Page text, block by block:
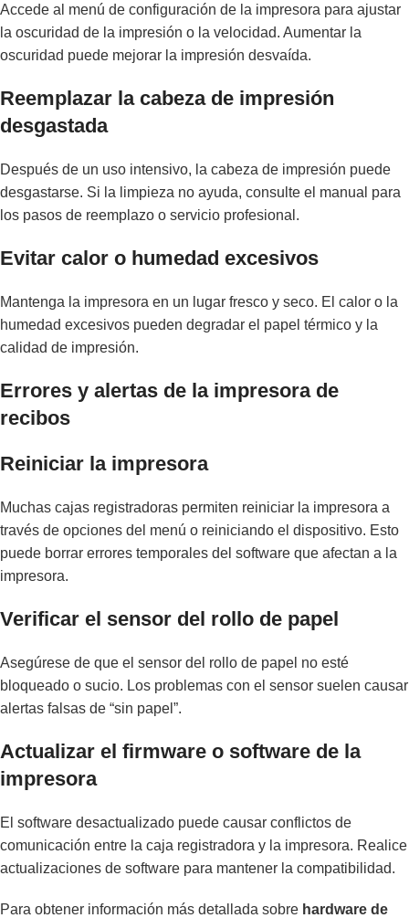
Accede al menú de configuración de la impresora para ajustar
la oscuridad de la impresión o la velocidad. Aumentar la
oscuridad puede mejorar la impresión desvaída.
Reemplazar la cabeza de impresión
desgastada
Después de un uso intensivo, la cabeza de impresión puede
desgastarse. Si la limpieza no ayuda, consulte el manual para
los pasos de reemplazo o servicio profesional.
Evitar calor o humedad excesivos
Mantenga la impresora en un lugar fresco y seco. El calor o la
humedad excesivos pueden degradar el papel térmico y la
calidad de impresión.
Errores y alertas de la impresora de
recibos
Reiniciar la impresora
Muchas cajas registradoras permiten reiniciar la impresora a
través de opciones del menú o reiniciando el dispositivo. Esto
puede borrar errores temporales del software que afectan a la
impresora.
Verificar el sensor del rollo de papel
Asegúrese de que el sensor del rollo de papel no esté
bloqueado o sucio. Los problemas con el sensor suelen causar
alertas falsas de “sin papel”.
Actualizar el firmware o software de la
impresora
El software desactualizado puede causar conflictos de
comunicación entre la caja registradora y la impresora. Realice
actualizaciones de software para mantener la compatibilidad.
Para obtener información más detallada sobre hardware de